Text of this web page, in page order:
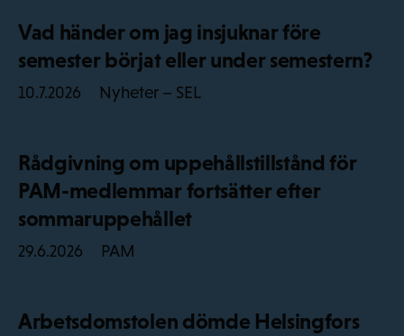
Vad händer om jag insjuknar före
semester börjat eller under semestern?
10.7.2026 Nyheter – SEL
Rådgivning om uppehållstillstånd för
PAM-medlemmar fortsätter efter
sommaruppehållet
29.6.2026 PAM
Arbetsdomstolen dömde Helsingfors